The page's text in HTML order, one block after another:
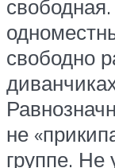
свободно
не
группе.